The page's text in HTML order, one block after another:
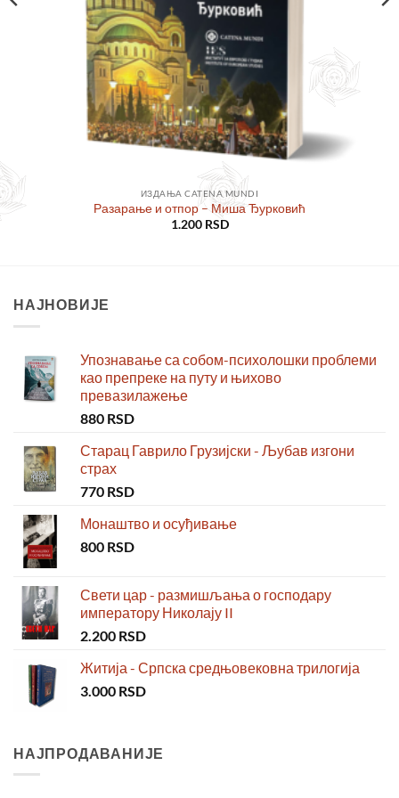
ИЗДАЊА CATENA MUNDI
Разарање и отпор – Миша Ђурковић
1.200 RSD
НАЈНОВИЈЕ
Упознавање са собом-психолошки проблеми
као препреке на путу и њихово
превазилажење
880 RSD
Старац Гаврило Грузијски - Љубав изгони
страх
770 RSD
Монаштво и осуђивање
800 RSD
Свети цар - размишљања о господару
императору Николају II
2.200 RSD
Житија - Српска средњовековна трилогија
3.000 RSD
НАЈПРОДАВАНИЈЕ